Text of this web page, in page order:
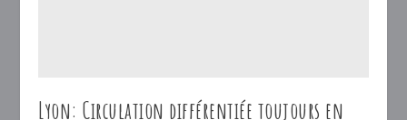
Lyon: Circulation différentiée toujours en